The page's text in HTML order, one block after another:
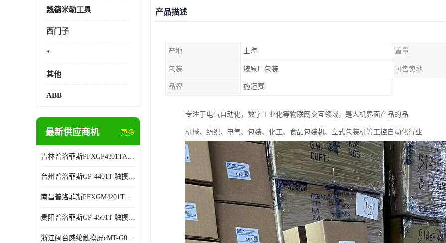
魏德米勒工具
西门子
*
其他
ABB
最新供应商机 更多
吉林普洛菲斯PFXGP4301TADW 人机界面 全国联保
台州普洛菲斯GP-4401T 触摸屏 厂家销售
南昌普洛菲斯PFXGM4201TAD 人机界面 代理商销售
贵阳普洛菲斯GP-4501T 触摸屏 售后有保障
浙江闽台威纶触摸屏cMT-G01触摸屏
产品描述
产地 上海 重量
包装 按原厂包装 可售卖地
品牌 施迈赛
专注于电气自动化，数字工业化等物联网交互领域，是人机界面产品的品
机械、纺织、电气、包装、化工、食品包装机、立式包装机等工控自动化行业